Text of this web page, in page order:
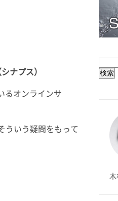
ナプス）
るオンラインサ
ういう疑問をもって
木